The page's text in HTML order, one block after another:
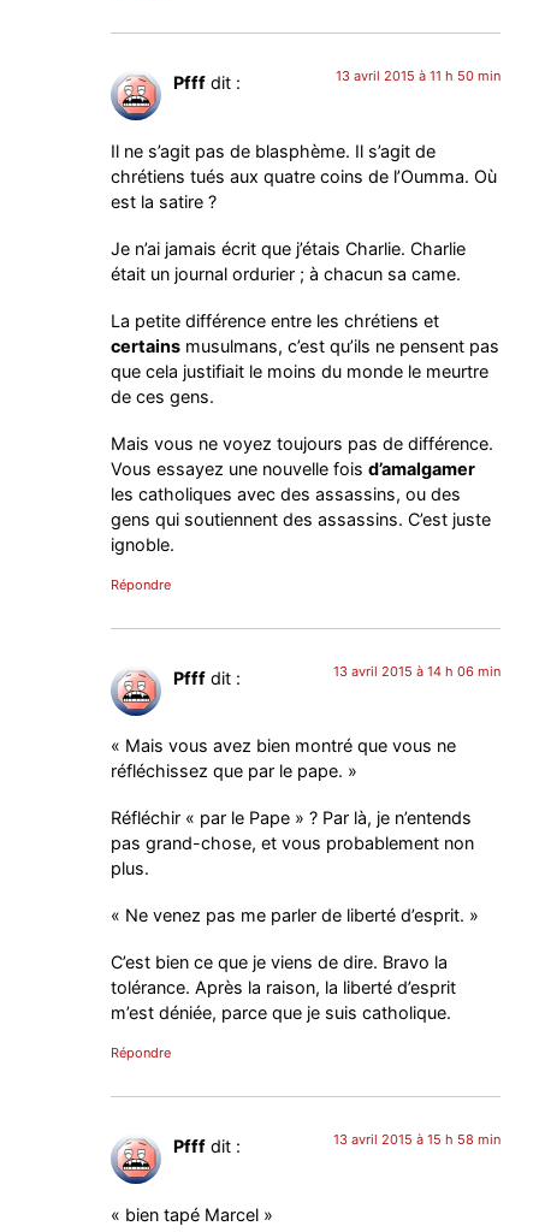
Pfff dit : 13 avril 2015 à 11 h 50 min
Il ne s’agit pas de blasphème. Il s’agit de
chrétiens tués aux quatre coins de l’Oumma. Où
est la satire ?
Je n’ai jamais écrit que j’étais Charlie. Charlie
était un journal ordurier ; à chacun sa came.
La petite différence entre les chrétiens et
certains musulmans, c’est qu’ils ne pensent pas
que cela justifiait le moins du monde le meurtre
de ces gens.
Mais vous ne voyez toujours pas de différence.
Vous essayez une nouvelle foisd’amalgamer
les catholiques avec des assassins, ou des
gens qui soutiennent des assassins. C’est juste
ignoble.
Répondre
Pfff dit : 13 avril 2015 à 14 h 06 min
« Mais vous avez bien montré que vous ne
réfléchissez que par le pape. »
Réfléchir « par le Pape » ? Par là, je n’entends
pas grand-chose, et vous probablement non
plus.
« Ne venez pas me parler de liberté d’esprit. »
C’est bien ce que je viens de dire. Bravo la
tolérance. Après la raison, la liberté d’esprit
m’est déniée, parce que je suis catholique.
Répondre
Pfff dit : 13 avril 2015 à 15 h 58 min
« bien tapé Marcel »